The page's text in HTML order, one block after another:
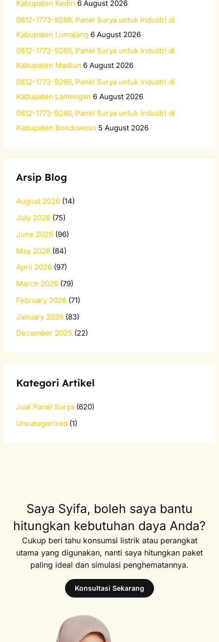
Kabupaten Kediri 6 August 2026
0812-1773-9286, Panel Surya untuk Industri di
Kabupaten Lumajang 6 August 2026
0812-1773-9286, Panel Surya untuk Industri di
Kabupaten Madiun 6 August 2026
0812-1773-9286, Panel Surya untuk Industri di
Kabupaten Lamongan 6 August 2026
0812-1773-9286, Panel Surya untuk Industri di
Kabupaten Bondowoso 5 August 2026
Arsip Blog
August 2026 (14)
July 2026 (75)
June 2026 (96)
May 2026 (84)
April 2026 (97)
March 2026 (79)
February 2026 (71)
January 2026 (83)
December 2025 (22)
Kategori Artikel
Jual Panel Surya (620)
Uncategorized (1)
Saya Syifa, boleh saya bantu
hitungkan kebutuhan daya Anda?
Cukup beri tahu konsumsi listrik atau perangkat
utama yang digunakan, nanti saya hitungkan paket
paling ideal dan simulasi penghematannya.
Konsultasi Sekarang